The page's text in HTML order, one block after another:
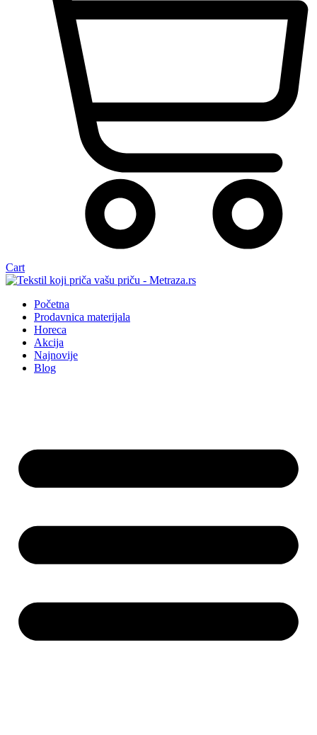
Cart
Početna
Prodavnica materijala
Horeca
Akcija
Najnovije
Blog